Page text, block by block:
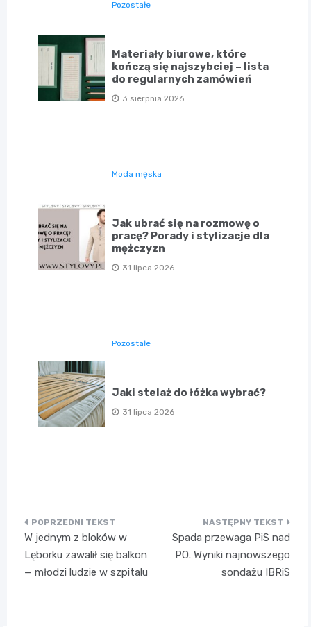
Pozostałe
Materiały biurowe, które
kończą się najszybciej – lista
do regularnych zamówień
3 sierpnia 2026
Moda męska
Jak ubrać się na rozmowę o
pracę? Porady i stylizacje dla
mężczyzn
31 lipca 2026
Pozostałe
Jaki stelaż do łóżka wybrać?
31 lipca 2026
Nawigacja
wpisu
W jednym z bloków w
Lęborku zawalił się balkon
— młodzi ludzie w szpitalu
Spada przewaga PiS nad
PO. Wyniki najnowszego
sondażu IBRiS